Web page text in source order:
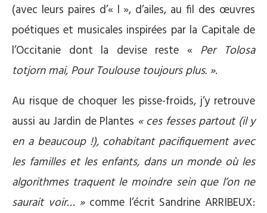
(avec leurs paires d’« l », d’ailes, au fil des œuvres
poétiques et musicales inspirées par la Capitale de
l’Occitanie dont la devise reste « Per Tolosa
totjorn mai, Pour Toulouse toujours plus. ».
Au risque de choquer les pisse-froids, j’y retrouve
aussi au Jardin de Plantes « ces fesses partout (il y
en a beaucoup !), cohabitant pacifiquement avec
les familles et les enfants, dans un monde où les
algorithmes traquent le moindre sein que l’on ne
saurait voir… » comme l’écrit Sandrine ARRIBEUX: